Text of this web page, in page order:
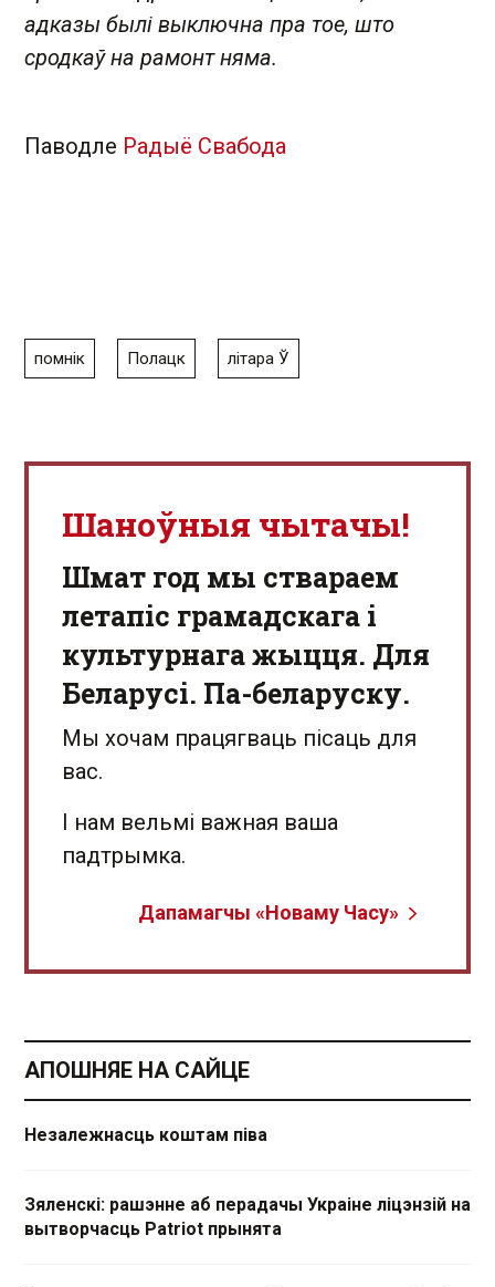
адказы былі выключна пра тое, што
сродкаў на рамонт няма.
Паводле Радыё Свабода
помнік Полацк літара Ў
Шаноўныя чытачы!
Шмат год мы ствараем
летапіс грамадскага і
культурнага жыцця. Для
Беларусі. Па-беларуску.
Мы хочам працягваць пісаць для
вас.
І нам вельмі важная ваша
падтрымка.
Дапамагчы «Новаму Часу»
АПОШНЯЕ НА САЙЦЕ
Незалежнасць коштам піва
Зяленскі: рашэнне аб перадачы Украіне ліцэнзій на
вытворчасць Patriot прынята